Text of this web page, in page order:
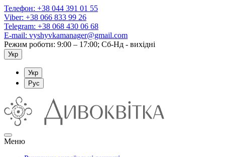
Телефон: +38 044 391 01 55
Viber: +38 066 833 99 26
Telegram: +38 068 430 06 68
E-mail: vyshyvkamanager@gmail.com
Режим роботи: 9:00 – 17:00; Сб-Нд - вихідні
Укр
Укр
Рус
Меню